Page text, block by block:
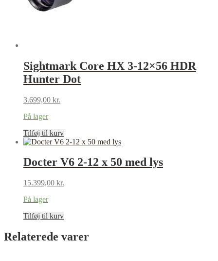
Sightmark Core HX 3-12×56 HDR
Hunter Dot
3.699,00 kr.
På lager
Tilføj til kurv
Docter V6 2-12 x 50 med lys
15.399,00 kr.
På lager
Tilføj til kurv
Relaterede varer